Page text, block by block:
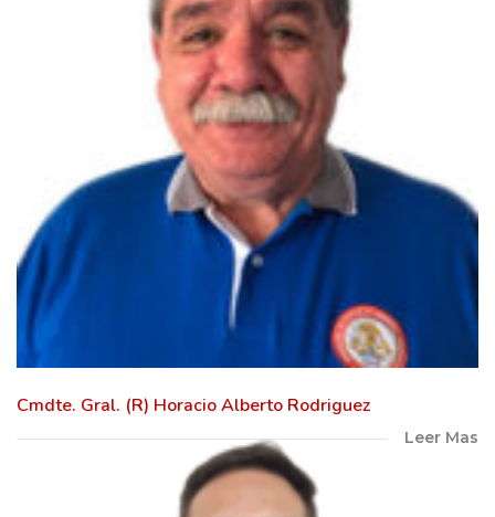
Cmdte. Gral. (R) Horacio Alberto Rodriguez
Leer Mas